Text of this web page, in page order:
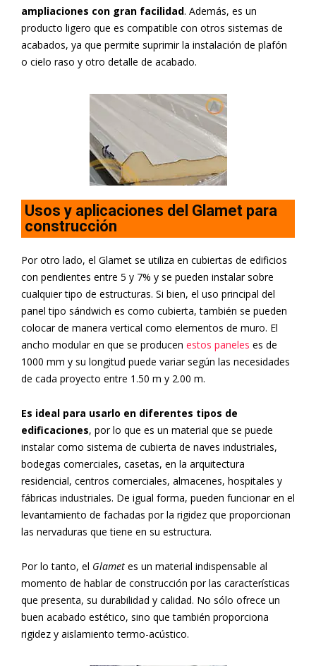
ampliaciones con gran facilidad. Además, es un
producto ligero que es compatible con otros sistemas de
acabados, ya que permite suprimir la instalación de plafón
o cielo raso y otro detalle de acabado.
Usos y aplicaciones del Glamet para
construcción
Por otro lado, el Glamet se utiliza en cubiertas de edificios
con pendientes entre 5 y 7% y se pueden instalar sobre
cualquier tipo de estructuras. Si bien, el uso principal del
panel tipo sándwich es como cubierta, también se pueden
colocar de manera vertical como elementos de muro. El
ancho modular en que se producen estos paneles es de
1000 mm y su longitud puede variar según las necesidades
de cada proyecto entre 1.50 m y 2.00 m.
Es ideal para usarlo en diferentes tipos de
edificaciones, por lo que es un material que se puede
instalar como sistema de cubierta de naves industriales,
bodegas comerciales, casetas, en la arquitectura
residencial, centros comerciales, almacenes, hospitales y
fábricas industriales. De igual forma, pueden funcionar en el
levantamiento de fachadas por la rigidez que proporcionan
las nervaduras que tiene en su estructura.
Por lo tanto, el Glamet es un material indispensable al
momento de hablar de construcción por las características
que presenta, su durabilidad y calidad. No sólo ofrece un
buen acabado estético, sino que también proporciona
rigidez y aislamiento termo-acústico.